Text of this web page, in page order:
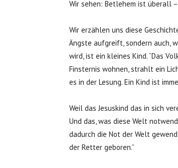
Wir sehen: Betlehem ist überall
Wir erzählen uns diese
Ängste aufgreift, sondern auch,
wird, ist ein kleines Kind. “Das
Finsternis wohnen, strahlt ein
es in der Lesung. Ein Kind ist
Weil das Jesuskind das in sich
Und das, was diese Welt
dadurch die Not der Welt
der Retter geboren.”